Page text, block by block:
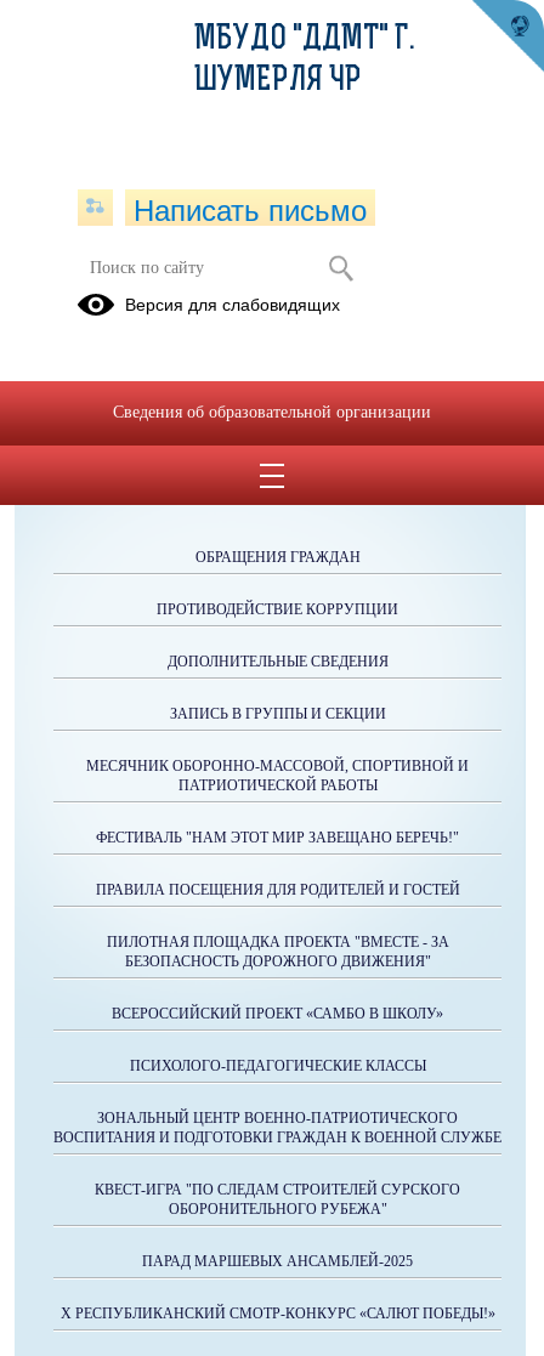
Педагогам и сотрудникам
ОБРАЩЕНИЯ ГРАЖДАН
ПРОТИВОДЕЙСТВИЕ КОРРУПЦИИ
ДОПОЛНИТЕЛЬНЫЕ СВЕДЕНИЯ
ЗАПИСЬ В ГРУППЫ И СЕКЦИИ
МЕСЯЧНИК ОБОРОННО-МАССОВОЙ, СПОРТИВНОЙ И
ПАТРИОТИЧЕСКОЙ РАБОТЫ
ФЕСТИВАЛЬ "НАМ ЭТОТ МИР ЗАВЕЩАНО БЕРЕЧЬ!"
ПРАВИЛА ПОСЕЩЕНИЯ ДЛЯ РОДИТЕЛЕЙ И ГОСТЕЙ
ПИЛОТНАЯ ПЛОЩАДКА ПРОЕКТА "ВМЕСТЕ - ЗА
БЕЗОПАСНОСТЬ ДОРОЖНОГО ДВИЖЕНИЯ"
ВСЕРОССИЙСКИЙ ПРОЕКТ «САМБО В ШКОЛУ»
ПСИХОЛОГО-ПЕДАГОГИЧЕСКИЕ КЛАССЫ
ЗОНАЛЬНЫЙ ЦЕНТР ВОЕННО-ПАТРИОТИЧЕСКОГО
ВОСПИТАНИЯ И ПОДГОТОВКИ ГРАЖДАН К ВОЕННОЙ СЛУЖБЕ
КВЕСТ-ИГРА "ПО СЛЕДАМ СТРОИТЕЛЕЙ СУРСКОГО
ОБОРОНИТЕЛЬНОГО РУБЕЖА"
ПАРАД МАРШЕВЫХ АНСАМБЛЕЙ-2025
X РЕСПУБЛИКАНСКИЙ СМОТР-КОНКУРС «САЛЮТ ПОБЕДЫ!»
МБУДО "ДДМТ" Г.
ШУМЕРЛЯ ЧР
Написать письмо
Версия для слабовидящих
Сведения об образовательной организации